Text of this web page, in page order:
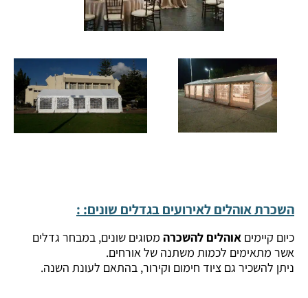
השכרת אוהלים לאירועים בגדלים שונים: :
כיום קיימים אוהלים להשכרה מסוגים שונים, במבחר גדלים
אשר מתאימים לכמות משתנה של אורחים.
ניתן להשכיר גם ציוד חימום וקירור, בהתאם לעונת השנה.